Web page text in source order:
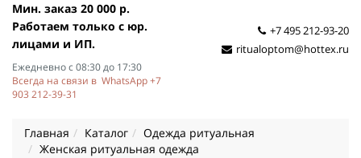
Мин. заказ 20 000 р.
Работаем только с юр.
лицами и ИП.
Ежедневно с 08:30 до 17:30
Всегда на связи в WhatsApp +7
903 212-39-31
+7 495 212-93-20
ritualoptom@hottex.ru
Главная Каталог
Одежда ритуальная
Женская ритуальная одежда